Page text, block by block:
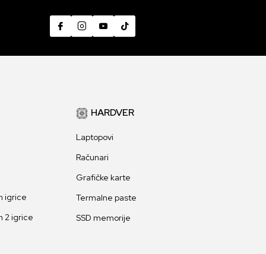
igrice
2 igrice
HARDVER
Laptopovi
Računari
Grafičke karte
Termalne paste
SSD memorije